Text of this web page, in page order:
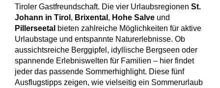
Tiroler Gastfreundschaft. Die vier Urlaubsregionen St.
Johann in Tirol , Brixental , Hohe Salve und
Pillerseetal bieten zahlreiche Möglichkeiten für aktive
Urlaubstage und entspannte Naturerlebnisse. Ob
aussichtsreiche Berggipfel, idyllische Bergseen oder
spannende Erlebniswelten für Familien – hier findet
jeder das passende Sommerhighlight. Diese fünf
Ausflugstipps zeigen, wie vielseitig ein Sommerurlaub